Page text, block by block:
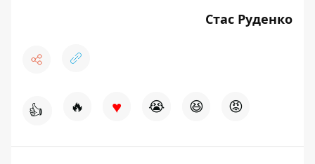
Стас Руденко
👍 🔥 ♥ 😭 😆 😡